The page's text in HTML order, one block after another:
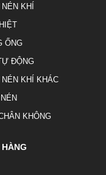
KHÍ
ỐNG
ĐỘNG
KHÍ KHÁC
KHÔNG